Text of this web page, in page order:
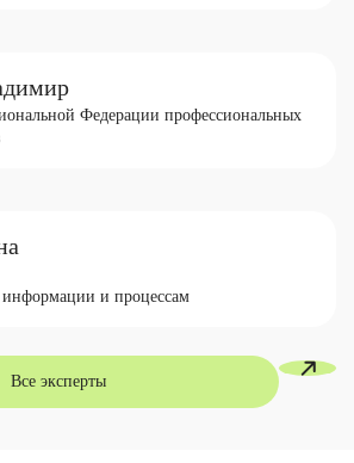
Федерации профессиональных
информации и процессам
Все эксперты